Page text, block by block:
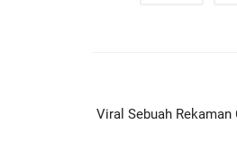
Viral Sebuah Rekaman